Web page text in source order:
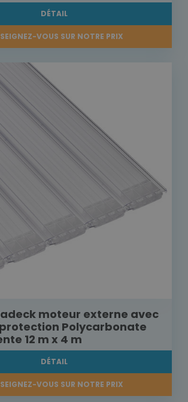
DÉTAIL
VOUS SUR NOTRE PRIX
moteur externe avec
Polycarbonate
12 m x 4 m
DÉTAIL
VOUS SUR NOTRE PRIX